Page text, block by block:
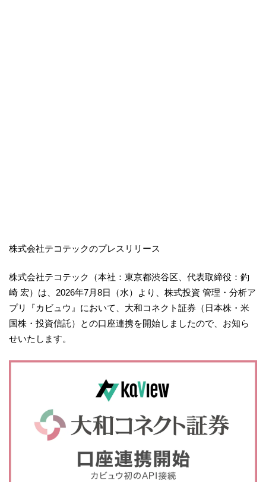
株式会社テコテックのプレスリリース
株式会社テコテック（本社：東京都渋谷区、代表取締役：釣
崎 宏）は、2026年7月8日（水）より、株式投資 管理・分析ア
プリ『カビュウ』において、大和コネクト証券（日本株・米
国株・投資信託）との口座連携を開始しましたので、お知ら
せいたします。